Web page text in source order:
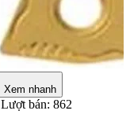
Xem nhanh
Lượt bán: 862